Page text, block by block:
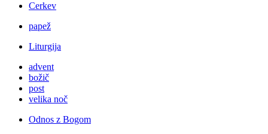
Cerkev
papež
Liturgija
advent
božič
post
velika noč
Odnos z Bogom